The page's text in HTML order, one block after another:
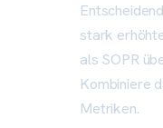
stark
als SOPR
Kombiniere
Metriken.